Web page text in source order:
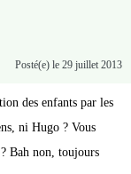
Posté(e) le 29 juillet 2013
des enfants par les
ni Hugo ? Vous
Bah non, toujours